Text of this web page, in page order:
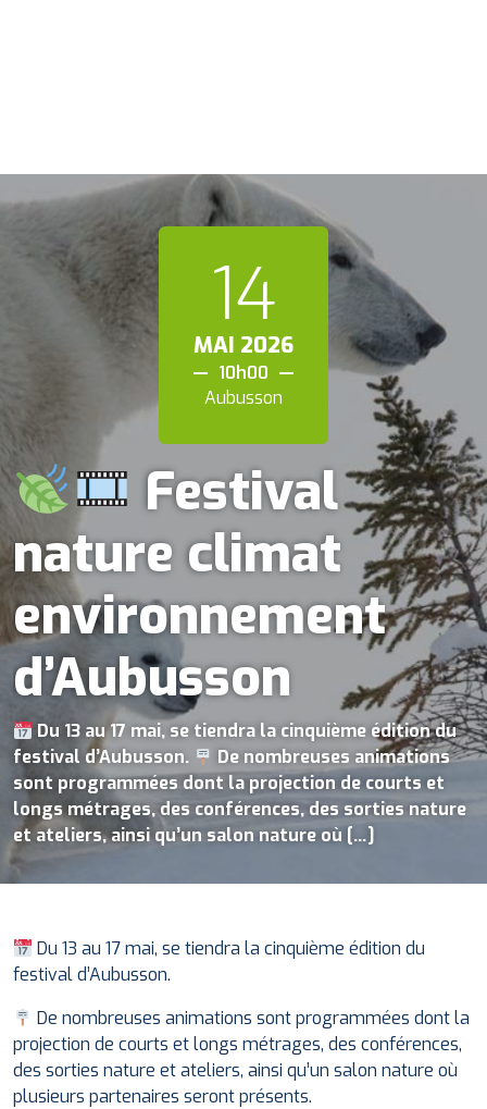
14
MAI 2026
10h00
Aubusson
Festival
nature climat
environnement
d’Aubusson
Du 13 au 17 mai, se tiendra la cinquième édition du
festival d’Aubusson.
De nombreuses animations
sont programmées dont la projection de courts et
longs métrages, des conférences, des sorties nature
et ateliers, ainsi qu’un salon nature où […]
Du 13 au 17 mai, se tiendra la cinquième édition du
festival d’Aubusson.
De nombreuses animations sont programmées dont la
projection de courts et longs métrages, des conférences,
des sorties nature et ateliers, ainsi qu’un salon nature où
plusieurs partenaires seront présents.